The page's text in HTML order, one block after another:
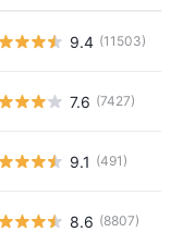
9.4 (11503)
7.6 (7427)
9.1 (491)
8.6 (8807)